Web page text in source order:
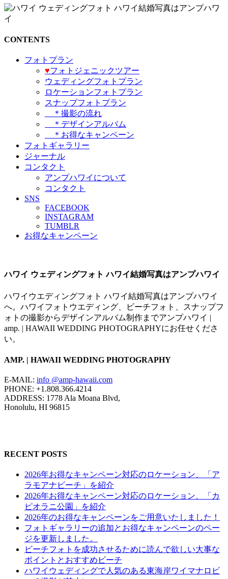
CONTENTS
フォトプラン
♥️フォトジェニックツアー
ウェディングフォトプラン
ロケーションフォトプラン
スナップフォトプラン
＊撮影の流れ
＊デザインアルバム
＊お得なキャンペーン
フォトギャラリー
ジャーナル
コンタクト
アンプハワイについて
コンタクト
SNS
FACEBOOK
INSTAGRAM
TUMBLR
お得なキャンペーン
ハワイ ウェディングフォト ハワイ結婚写真はアンプハワイ
ハワイウエディングフォト ハワイ結婚写真はアンプハワイ
へ。ハワイフォトウエディング、ビーチフォト、スナップフ
ォトの撮影からデザインアルバム制作までアンプハワイ |
amp. | HAWAII WEDDING PHOTOGRAPHYにお任せくださ
い。
AMP. | HAWAII WEDDING PHOTOGRAPHY
E-MAIL: info @amp-hawaii.com
PHONE: +1.808.366.4214
ADDRESS: 1778 Ala Moana Blvd,
Honolulu, HI 96815
RECENT POSTS
2026年お得なキャンペーン対応のロケーション、「ア
ラモアナビーチ」を紹介
2026年お得なキャンペーン対応のロケーション、「カ
ピオラニ公園」を紹介
2026年のお得なキャンペーンをご用意いたしました！
フォトギャラリーの追加とお得なキャンペーンのペー
ジを更新しました。
ビーチフォトを成功させるために読んで欲しい大事な
ポイントとおすすめビーチ
ハワイウェディングで人気のある東海岸ワイマナロビ